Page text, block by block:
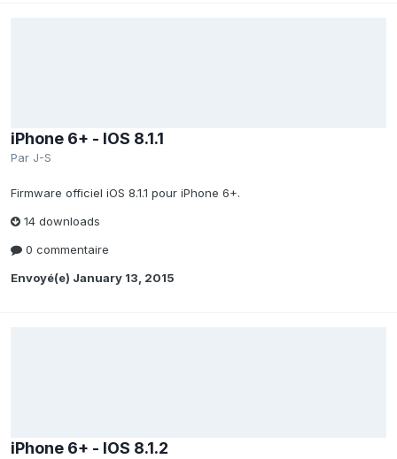
iPhone 6+ - IOS 8.1.1
Par J-S
Firmware officiel iOS 8.1.1 pour iPhone 6+.
14 downloads
0 commentaire
Envoyé(e) January 13, 2015
iPhone 6+ - IOS 8.1.2